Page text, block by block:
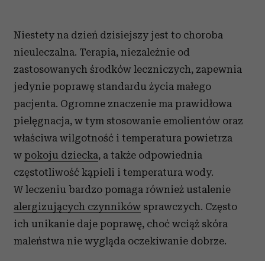
Niestety na dzień dzisiejszy jest to choroba
nieuleczalna. Terapia, niezależnie od
zastosowanych środków leczniczych, zapewnia
jedynie poprawę standardu życia małego
pacjenta. Ogromne znaczenie ma prawidłowa
pielęgnacja, w tym stosowanie emolientów oraz
właściwa wilgotność i temperatura powietrza
w pokoju dziecka, a także odpowiednia
częstotliwość kąpieli i temperatura wody.
W leczeniu bardzo pomaga również ustalenie
alergizujących czynników sprawczych. Często
ich unikanie daje poprawę, choć wciąż skóra
maleństwa nie wygląda oczekiwanie dobrze.